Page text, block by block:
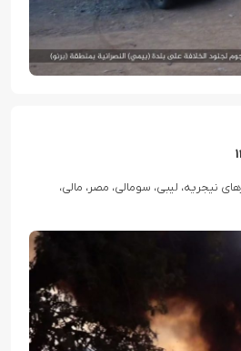
نیجریه، لیبی، سومالی، مصر، مالی،